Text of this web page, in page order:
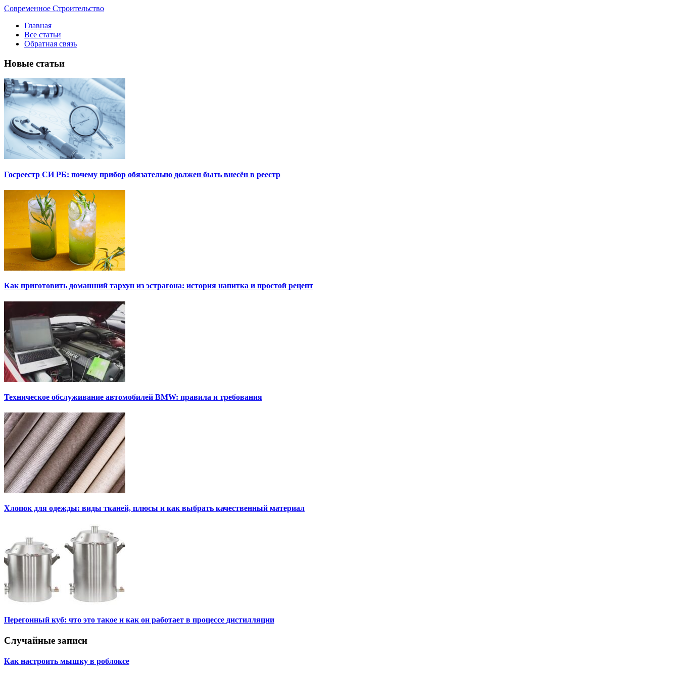
Современное Строительство
Главная
Все статьи
Обратная связь
Новые статьи
Госреестр СИ РБ: почему прибор обязательно должен быть внесён в реестр
Как приготовить домашний тархун из эстрагона: история напитка и простой рецепт
Техническое обслуживание автомобилей BMW: правила и требования
Хлопок для одежды: виды тканей, плюсы и как выбрать качественный материал
Перегонный куб: что это такое и как он работает в процессе дистилляции
Случайные записи
Как настроить мышку в роблоксе